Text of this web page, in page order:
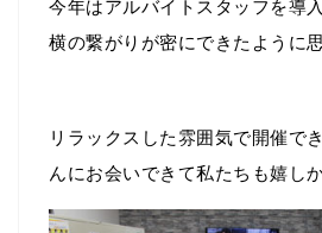
今年はアルバイトスタッフを導
横の繋がりが密にできたように思
リラックスした雰囲気で開催で
んにお会いできて私たちも嬉し